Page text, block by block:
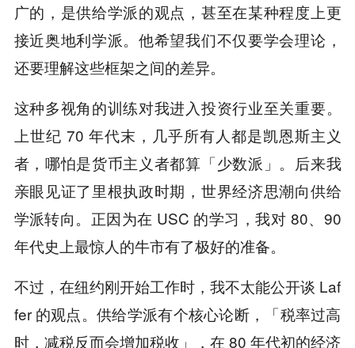
广的，是供给学派的观点，甚至在某种程度上更
接近奥地利学派。他希望我们不仅要学会理论，
还要理解这些框架之间的差异。
这种多视角的训练对我进入投资行业至关重要。
上世纪 70 年代末，几乎所有人都是凯恩斯主义
者，哪怕是货币主义者都算「少数派」。后来我
亲眼见证了里根执政时期，世界经济思潮向供给
学派转向。正因为在 USC 的学习，我对 80、90
年代史上最惊人的牛市有了极好的准备。
不过，在纽约刚开始工作时，我不太能公开谈 Laf
fer 的观点。供给学派有个核心论断，「税率过高
时，减税反而会增加税收」，在 80 年代初的经济